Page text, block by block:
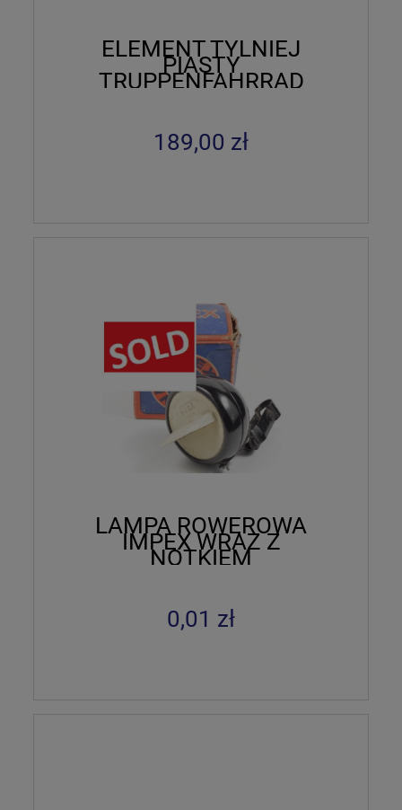
ELEMENT TYLNIEJ
PIASTY
TRUPPENFAHRRAD
TORPEDO 1941
189,00 zł
LAMPA ROWEROWA
IMPEX WRAZ Z
NOTKIEM
0,01 zł